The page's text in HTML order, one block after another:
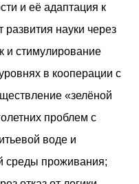
и её адаптация к
науки через
и стимулирование
в кооперации с
«зелёной
проблем с
воде и
среды проживания;